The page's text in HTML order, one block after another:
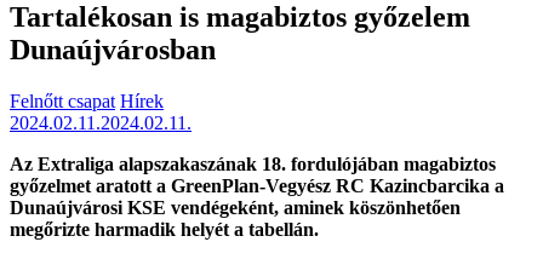
Tartalékosan is magabiztos győzelem
Dunaújvárosban
Felnőtt csapat Hírek
2024.02.11.2024.02.11.
Az Extraliga alapszakaszának 18. fordulójában magabiztos
győzelmet aratott a GreenPlan-Vegyész RC Kazincbarcika a
Dunaújvárosi KSE vendégeként, aminek köszönhetően
megőrizte harmadik helyét a tabellán.